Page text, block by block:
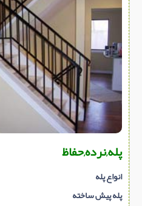
ساخت و ساز
مصالح ساختمانی
سازه پیش ساخته
سنگ ساختمانی
عایق ساختمان
سرویس بهداشتی
پله,نرده,حفاظ
برقی,روشنایی,ایمنی
تاسیسات ساختمان
ابزار آلات ساختمانی
پله,نرده,حفاظ
انواع پله
پله پیش ساخته